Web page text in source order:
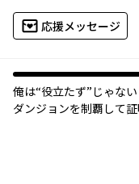
応援メッセージ
俺は“役立たず”じゃない
ダンジョンを制覇して
俺――榊 緑夢はダンジョ